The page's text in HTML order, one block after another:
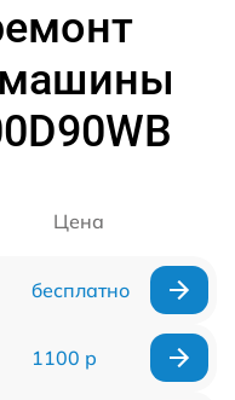
Цена
бесплатно
1100 р